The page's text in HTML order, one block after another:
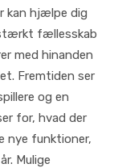
kan hjælpe dig
stærkt fællesskab
med hinanden
Fremtiden ser
og en
for, hvad der
nye funktioner,
Mulige